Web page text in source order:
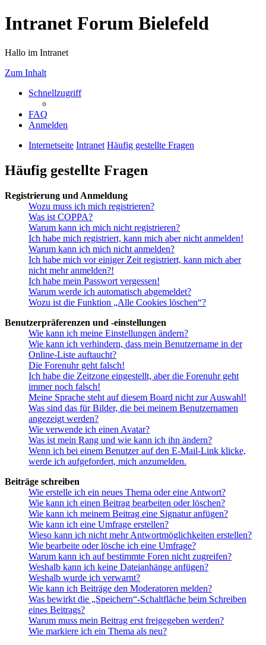
Intranet Forum Bielefeld
Hallo im Intranet
Zum Inhalt
Schnellzugriff
FAQ
Anmelden
Internetseite Intranet Häufig gestellte Fragen
Häufig gestellte Fragen
Registrierung und Anmeldung
Wozu muss ich mich registrieren?
Was ist COPPA?
Warum kann ich mich nicht registrieren?
Ich habe mich registriert, kann mich aber nicht anmelden!
Warum kann ich mich nicht anmelden?
Ich habe mich vor einiger Zeit registriert, kann mich aber
nicht mehr anmelden?!
Ich habe mein Passwort vergessen!
Warum werde ich automatisch abgemeldet?
Wozu ist die Funktion „Alle Cookies löschen“?
Benutzerpräferenzen und -einstellungen
Wie kann ich meine Einstellungen ändern?
Wie kann ich verhindern, dass mein Benutzername in der
Online-Liste auftaucht?
Die Forenuhr geht falsch!
Ich habe die Zeitzone eingestellt, aber die Forenuhr geht
immer noch falsch!
Meine Sprache steht auf diesem Board nicht zur Auswahl!
Was sind das für Bilder, die bei meinem Benutzernamen
angezeigt werden?
Wie verwende ich einen Avatar?
Was ist mein Rang und wie kann ich ihn ändern?
Wenn ich bei einem Benutzer auf den E-Mail-Link klicke,
werde ich aufgefordert, mich anzumelden.
Beiträge schreiben
Wie erstelle ich ein neues Thema oder eine Antwort?
Wie kann ich einen Beitrag bearbeiten oder löschen?
Wie kann ich meinem Beitrag eine Signatur anfügen?
Wie kann ich eine Umfrage erstellen?
Wieso kann ich nicht mehr Antwortmöglichkeiten erstellen?
Wie bearbeite oder lösche ich eine Umfrage?
Warum kann ich auf bestimmte Foren nicht zugreifen?
Weshalb kann ich keine Dateianhänge anfügen?
Weshalb wurde ich verwarnt?
Wie kann ich Beiträge den Moderatoren melden?
Was bewirkt die „Speichern“-Schaltfläche beim Schreiben
eines Beitrags?
Warum muss mein Beitrag erst freigegeben werden?
Wie markiere ich ein Thema als neu?